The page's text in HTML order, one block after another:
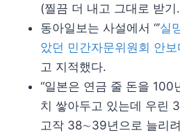
(찔끔 더 내고 그대로 받기
동아일보는 사설에서 “’실
았던 민간자문위원회 안
고 지적했다.
“일본은 연금 줄 돈을 100
치 쌓아두고 있는데 우린
고작 38∼39년으로 늘리